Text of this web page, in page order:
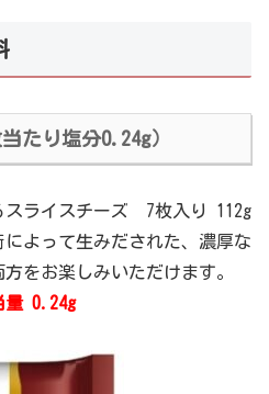
たり塩分0.24g）
ライスチーズ 7枚入り 112g
によって生みだされた、濃厚な
をお楽しみいただけます。
量 0.24g